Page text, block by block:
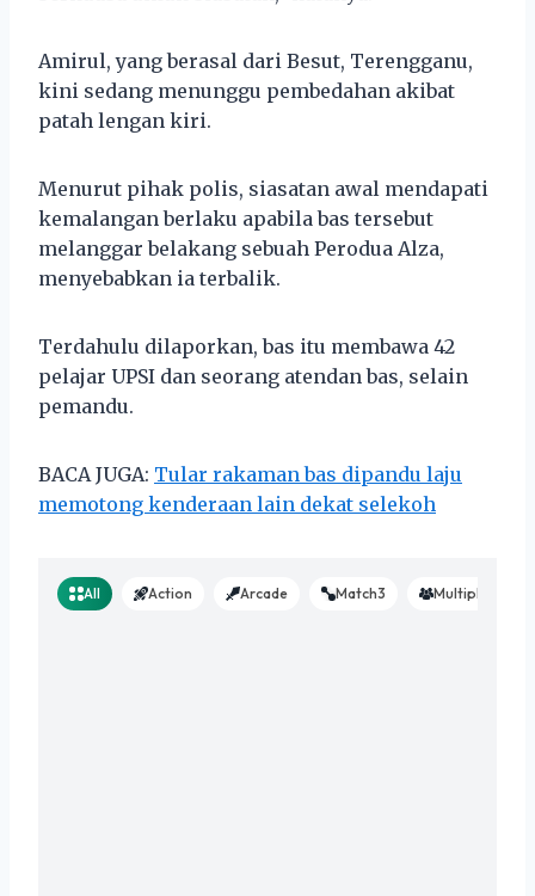
Amirul, yang berasal dari Besut, Terengganu,
kini sedang menunggu pembedahan akibat
patah lengan kiri.
Menurut pihak polis, siasatan awal mendapati
kemalangan berlaku apabila bas tersebut
melanggar belakang sebuah Perodua Alza,
menyebabkan ia terbalik.
Terdahulu dilaporkan, bas itu membawa 42
pelajar UPSI dan seorang atendan bas, selain
pemandu.
BACA JUGA: Tular rakaman bas dipandu laju
memotong kenderaan lain dekat selekoh